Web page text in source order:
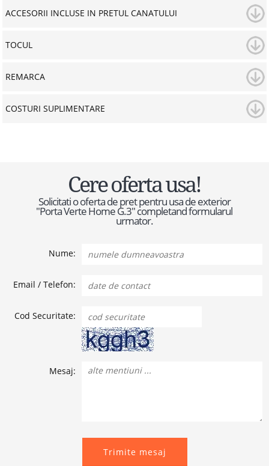
ACCESORII INCLUSE IN PRETUL CANATULUI
TOCUL
REMARCA
COSTURI SUPLIMENTARE
Cere oferta usa!
Solicitati o oferta de pret pentru usa de exterior
"Porta Verte Home G.3" completand formularul
urmator.
Nume:
Email / Telefon:
Cod Securitate:
Mesaj:
Trimite mesaj